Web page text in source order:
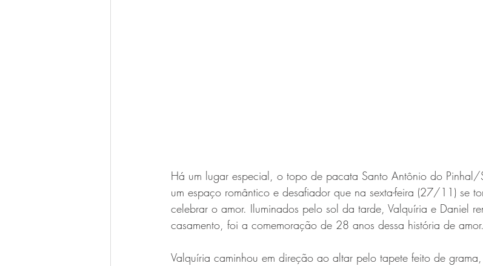
Há um lugar especial, o topo de pacata Santo Antônio do Pinhal/
um espaço romântico e desafiador que na sexta-feira (27/11) se
celebrar o amor. Iluminados pelo sol da tarde, Valquíria e Daniel
casamento, foi a comemoração de 28 anos dessa história de amor.
Valquíria caminhou em direção ao altar pelo tapete feito de